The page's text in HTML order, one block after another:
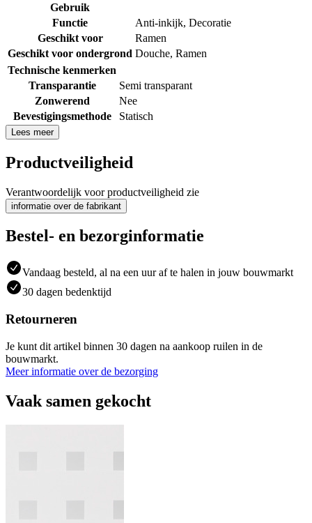
Gebruik
Functie
Anti-inkijk, Decoratie
Geschikt voor
Ramen
Geschikt voor ondergrond Douche, Ramen
Technische kenmerken
Transparantie
Semi transparant
Zonwerend
Nee
Bevestigingsmethode
Statisch
Lees meer
Productveiligheid
Verantwoordelijk voor productveiligheid zie
informatie over de fabrikant
Bestel- en bezorginformatie
Vandaag besteld, al na een uur af te halen in jouw bouwmarkt
30 dagen bedenktijd
Retourneren
Je kunt dit artikel binnen 30 dagen na aankoop ruilen in de
bouwmarkt.
Meer informatie over de bezorging
Vaak samen gekocht